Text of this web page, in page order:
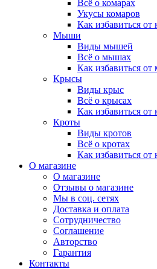
Всё о комарах
Укусы комаров
Как избавиться от
Мыши
Виды мышей
Всё о мышах
Как избавиться
Крысы
Виды крыс
Всё о крысах
Как избавиться от
Кроты
Виды кротов
Всё о кротах
Как избавиться от
О магазине
О магазине
Отзывы о магазине
Мы в соц. сетях
Доставка и оплата
Сотрудничество
Соглашение
Авторство
Гарантия
Контакты